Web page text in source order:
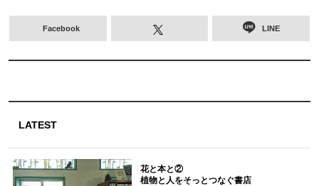
Facebook LINE
LATEST
花と本と②
植物と人をそっとつなぐ書店